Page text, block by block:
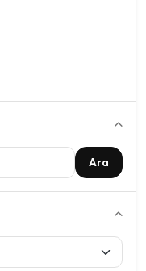
Ara